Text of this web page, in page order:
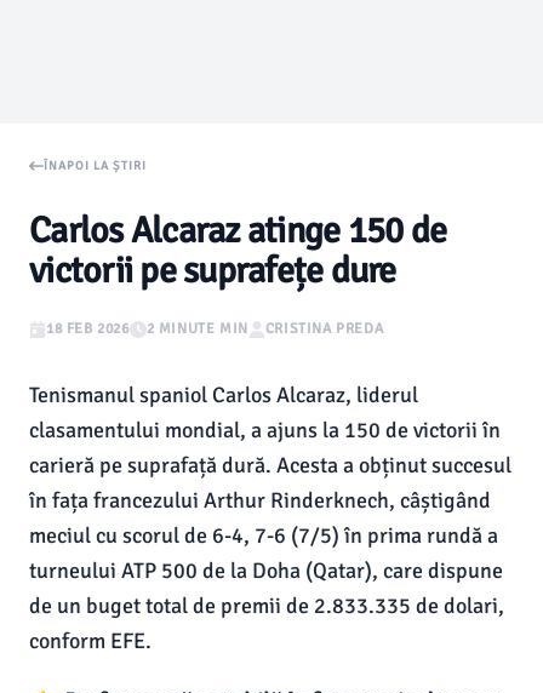
ÎNAPOI LA ȘTIRI
Carlos Alcaraz atinge 150 de
victorii pe suprafețe dure
18 FEB 2026 2 MINUTE MIN CRISTINA PREDA
Tenismanul spaniol Carlos Alcaraz, liderul
clasamentului mondial, a ajuns la 150 de victorii în
carieră pe suprafață dură. Acesta a obținut succesul
în fața francezului Arthur Rinderknech, câștigând
meciul cu scorul de 6-4, 7-6 (7/5) în prima rundă a
turneului ATP 500 de la Doha (Qatar), care dispune
de un buget total de premii de 2.833.335 de dolari,
conform EFE.